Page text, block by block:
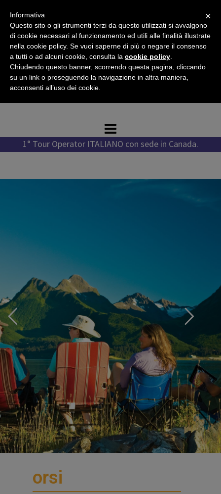
contenuto
Tel. +1 778 987 1796
Tel. +39 351 776 7276
WhatsApp +1 778 987 1796
1° Tour Operator ITALIANO con sede in Canada.
orsi
×
Informativa
Questo sito o gli strumenti terzi da questo utilizzati si avvalgono
di cookie necessari al funzionamento ed utili alle finalità illustrate
nella cookie policy. Se vuoi saperne di più o negare il consenso
a tutti o ad alcuni cookie, consulta la cookie policy
Chiudendo questo banner, scorrendo questa pagina, cliccando
su un link o proseguendo la navigazione in altra maniera,
acconsenti all’uso dei cookie.